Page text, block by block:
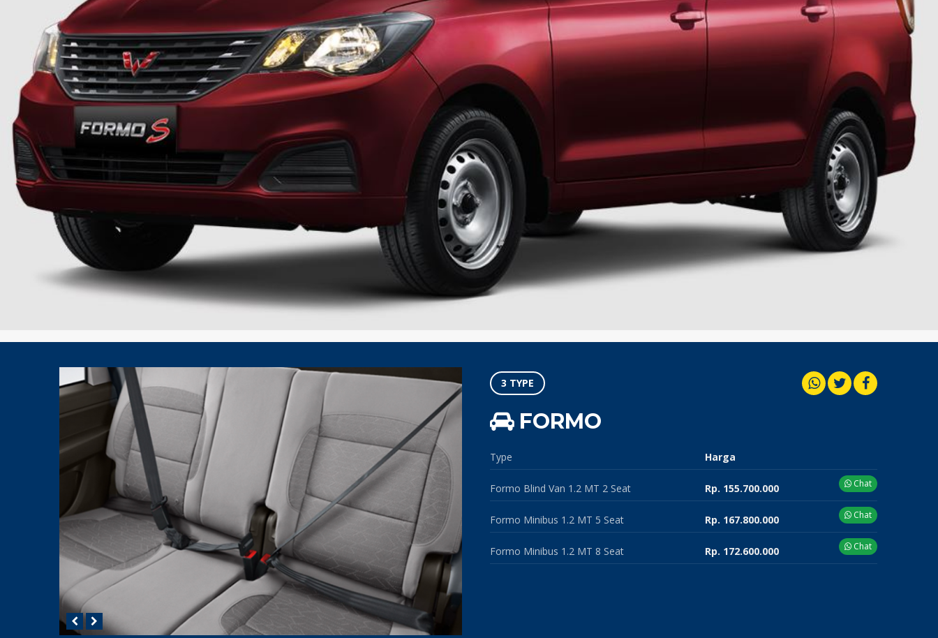
3 TYPE
FORMO
Type Harga
Formo Blind Van 1.2 MT 2 Seat Rp. 155.700.000 Chat
Formo Minibus 1.2 MT 5 Seat Rp. 167.800.000 Chat
Formo Minibus 1.2 MT 8 Seat Rp. 172.600.000 Chat